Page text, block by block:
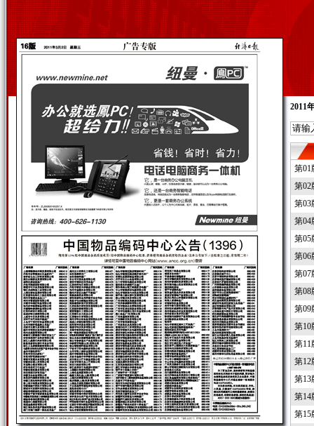
2011
第01
第02
第03
第04
第05
第06
第07
第08
第09
第10
第11
第12
第13
第14
第15